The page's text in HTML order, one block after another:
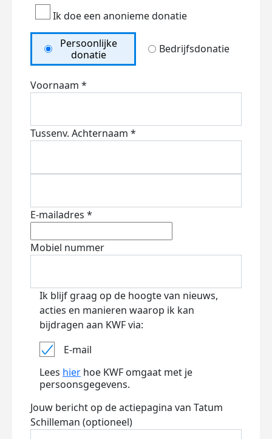
Ik doe een anonieme donatie
Persoonlijke
donatie
Bedrijfsdonatie
Voornaam *
Tussenv. Achternaam *
E-mailadres *
Mobiel nummer
Ik blijf graag op de hoogte van nieuws,
acties en manieren waarop ik kan
bijdragen aan KWF via:
E-mail
Lees hier hoe KWF omgaat met je
persoonsgegevens.
Jouw bericht op de actiepagina van Tatum
Schilleman (optioneel)